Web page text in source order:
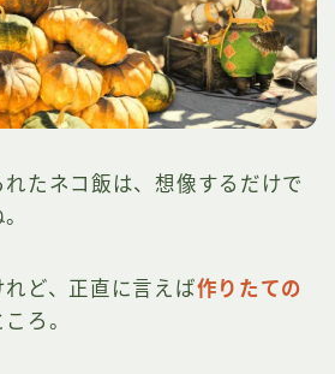
たネコ飯は、想像するだけで
ど、正直に言えば作りたての
ろ。